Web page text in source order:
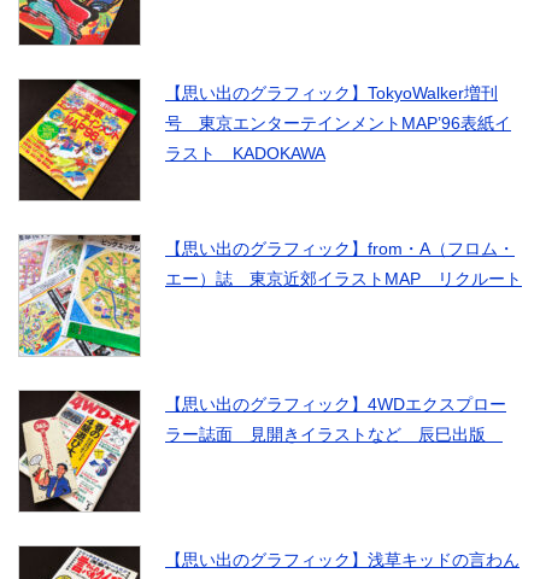
【思い出のグラフィック】TokyoWalker増刊
号 東京エンターテインメントMAP’96表紙イ
ラスト KADOKAWA
【思い出のグラフィック】from・A（フロム・
エー）誌 東京近郊イラストMAP リクルート
【思い出のグラフィック】4WDエクスプロー
ラー誌面 見開きイラストなど 辰巳出版
【思い出のグラフィック】浅草キッドの言わん